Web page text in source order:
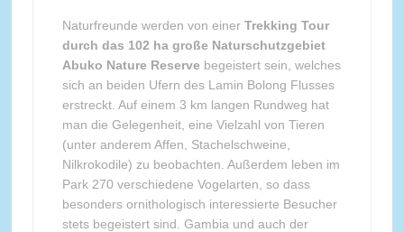
Naturfreunde werden von einer Trekking Tour
durch das 102 ha große Naturschutzgebiet
Abuko Nature Reserve begeistert sein, welches
sich an beiden Ufern des Lamin Bolong Flusses
erstreckt. Auf einem 3 km langen Rundweg hat
man die Gelegenheit, eine Vielzahl von Tieren
(unter anderem Affen, Stachelschweine,
Nilkrokodile) zu beobachten. Außerdem leben im
Park 270 verschiedene Vogelarten, so dass
besonders ornithologisch interessierte Besucher
stets begeistert sind. Gambia und auch der